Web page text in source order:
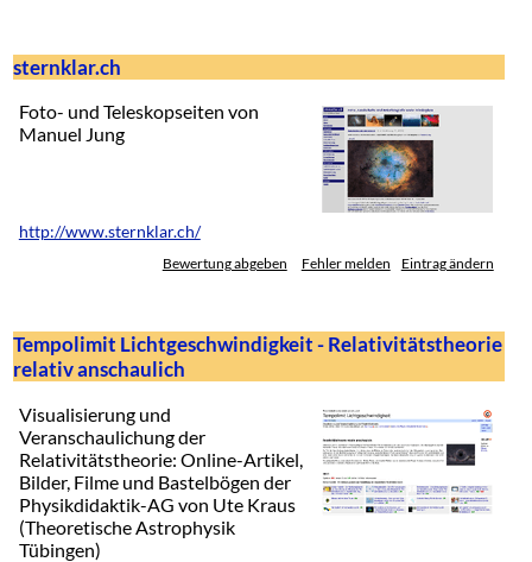
sternklar.ch
Foto- und Teleskopseiten von
Manuel Jung
http://www.sternklar.ch/
Bewertung abgeben Fehler melden Eintrag ändern
Tempolimit Lichtgeschwindigkeit - Relativitätstheorie
relativ anschaulich
Visualisierung und
Veranschaulichung der
Relativitätstheorie: Online-Artikel,
Bilder, Filme und Bastelbögen der
Physikdidaktik-AG von Ute Kraus
(Theoretische Astrophysik
Tübingen)